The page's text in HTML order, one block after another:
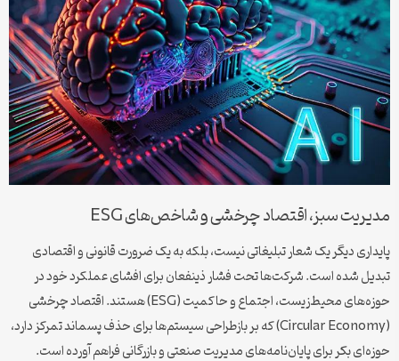
مدیریت سبز، اقتصاد چرخشی و شاخص‌های ESG
پایداری دیگر یک شعار تبلیغاتی نیست، بلکه به یک ضرورت قانونی و اقتصادی
تبدیل شده است. شرکت‌ها تحت فشار ذینفعان برای افشای عملکرد خود در
حوزه‌های محیط‌زیست، اجتماع و حاکمیت (ESG) هستند. اقتصاد چرخشی
(Circular Economy) که بر بازطراحی سیستم‌ها برای حذف پسماند تمرکز دارد،
حوزه‌ای بکر برای پایان‌نامه‌های مدیریت صنعتی و بازرگانی فراهم آورده است.